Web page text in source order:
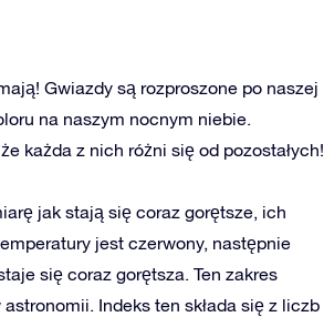
Gwiazdy są rozproszone po naszej
na naszym nocnym niebie.
każda z nich różni się od pozostałych!
jak stają się coraz gorętsze, ich
jest czerwony, następnie
się coraz gorętsza. Ten zakres
Indeks ten składa się z liczb